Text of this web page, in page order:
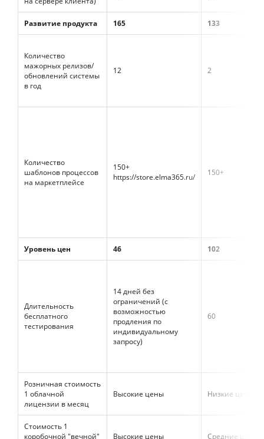
Развитие продукта 165 133
Количество
мажорных релизов/
обновлений системы
в год
12 2
Количество
шаблонов процессов
на маркетплейсе
150+
https://store.elma365.ru/
150+
Уровень цен 46 102
Длительность
бесплатного
тестирования
14 дней без
ограничений (с
возможностью
продления по
индивидуальному
запросу)
60
Розничная стоимость
1 облачной
лицензии в месяц
Высокие цены Низкие цены
Стоимость 1
коробочной "вечной"
Высокие цены Средние цены